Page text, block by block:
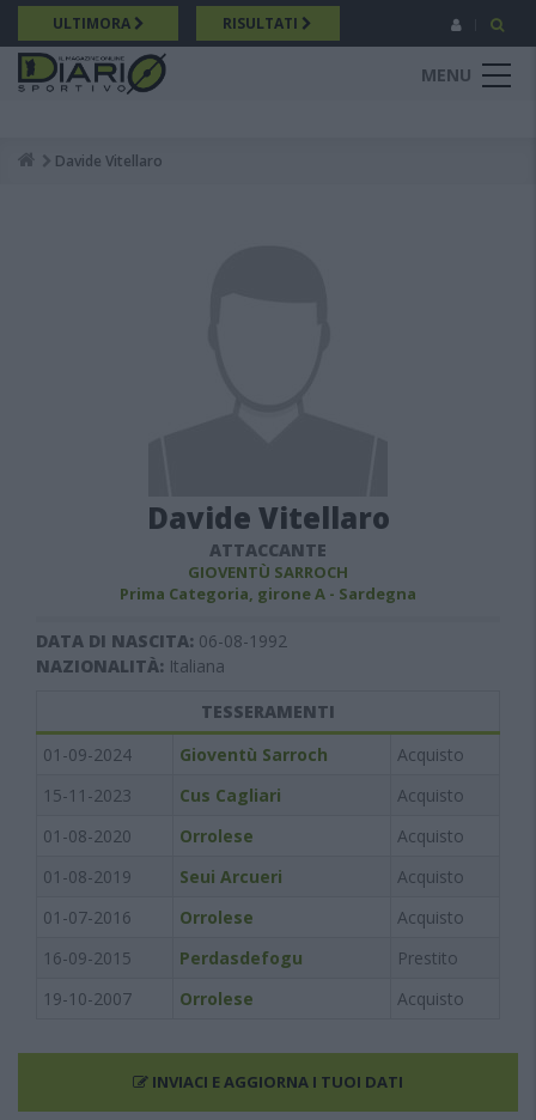
Salta
al
contenuto
principale
ULTIMORA RISULTATI
MENU
Breadcrumb
Davide Vitellaro
Davide Vitellaro
ATTACCANTE
GIOVENTÙ SARROCH
Prima Categoria, girone A - Sardegna
DATA DI NASCITA: 06-08-1992
NAZIONALITÀ: Italiana
TESSERAMENTI
01-09-2024
Gioventù Sarroch
Acquisto
15-11-2023
Cus Cagliari
Acquisto
01-08-2020
Orrolese
Acquisto
01-08-2019
Seui Arcueri
Acquisto
01-07-2016
Orrolese
Acquisto
16-09-2015
Perdasdefogu
Prestito
19-10-2007
Orrolese Acquisto
INVIACI E AGGIORNA I TUOI DATI